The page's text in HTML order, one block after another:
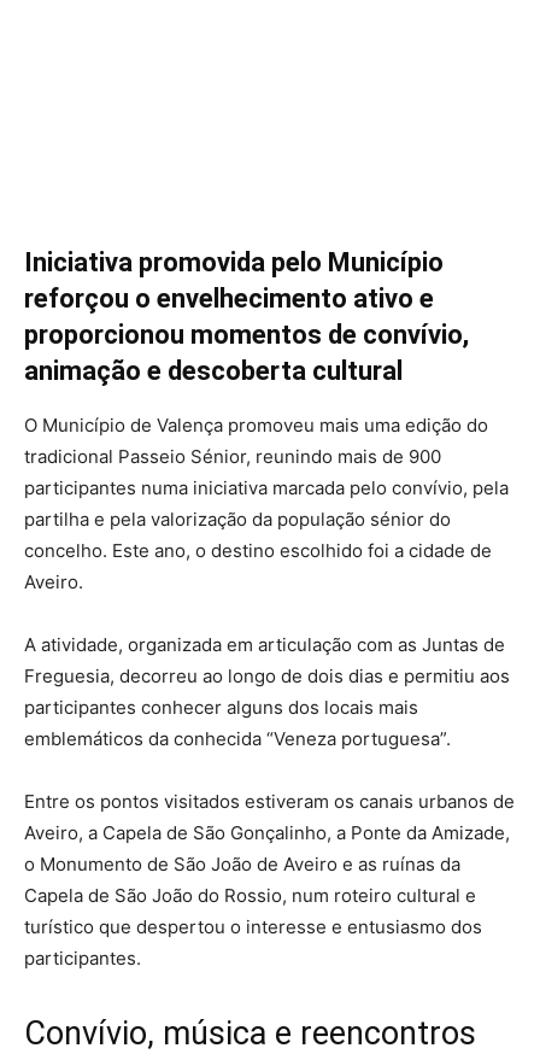
Iniciativa promovida pelo Município
reforçou o envelhecimento ativo e
proporcionou momentos de convívio,
animação e descoberta cultural
O Município de Valença promoveu mais uma edição do
tradicional Passeio Sénior, reunindo mais de 900
participantes numa iniciativa marcada pelo convívio, pela
partilha e pela valorização da população sénior do
concelho. Este ano, o destino escolhido foi a cidade de
Aveiro.
A atividade, organizada em articulação com as Juntas de
Freguesia, decorreu ao longo de dois dias e permitiu aos
participantes conhecer alguns dos locais mais
emblemáticos da conhecida “Veneza portuguesa”.
Entre os pontos visitados estiveram os canais urbanos de
Aveiro, a Capela de São Gonçalinho, a Ponte da Amizade,
o Monumento de São João de Aveiro e as ruínas da
Capela de São João do Rossio, num roteiro cultural e
turístico que despertou o interesse e entusiasmo dos
participantes.
Convívio, música e reencontros